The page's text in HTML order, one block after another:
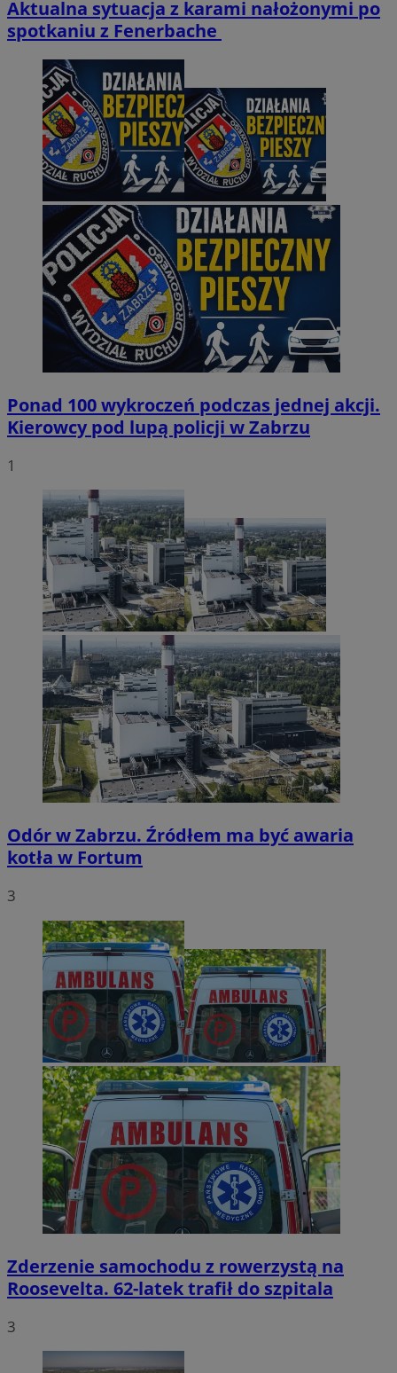
Aktualna sytuacja z karami nałożonymi po
spotkaniu z Fenerbache
Ponad 100 wykroczeń podczas jednej akcji.
Kierowcy pod lupą policji w Zabrzu
1
Odór w Zabrzu. Źródłem ma być awaria
kotła w Fortum
3
Zderzenie samochodu z rowerzystą na
Roosevelta. 62-latek trafił do szpitala
3